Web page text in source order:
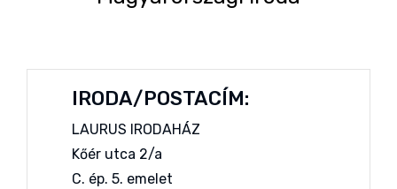
IRODA/POSTACÍM:
LAURUS IRODAHÁZ
Kőér utca 2/a
C. ép. 5. emelet